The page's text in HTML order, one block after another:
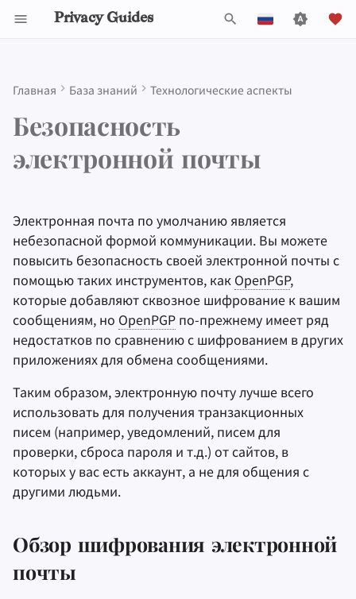
Privacy Guides
ц
и
л
з
а
ц
и
я
о
и
к
а
Español
Italiano
中文 (繁體)
中文 (繁體，台灣)
Русский
электронной почты
Что такое стандарт Web Key
Какие почтовые клиенты
поддерживаютE2EE?
Как я могу защитить свои
приватные ключи?
Обзор метаданных
электронной почты
Кто может просматривать
метаданные электронной
почты?
Почему метаданные не
могут бытьE2EE?
Типы
коммуникационных
сетей
Обзор macOS
Обзор Qubes
Windows
конфиденциальности
Self-Hosting
Интернетом
компьютеров
Browser Extensions
Провайдеры
Email Aliasing
Электронная почта
Финансовые услуги
Photo Management
VPN сервисы
Программное
обеспечение
календаря
Data and Metadata
Redaction
Document
Почтовые клиенты
шифрования
Синхронизация и
обмен файлами
Health and Wellness
Оборудование
Операционные
системы
компьютер
Дополнительно
Support The Community
Build Alliances
Make It Accessible
Uphold Integrity
Take Action!
Политика проекта Privacy Policy
Notices and Disclaimers
Сообщество
Кодекс поведения
Traffic Statistics
Сделать вклад
Технические
Главная База знаний Технологические аспекты
Безопасность
электронной почты
Электронная почта по умолчанию является
небезопасной формой коммуникации. Вы можете
повысить безопасность своей электронной почты с
помощью таких инструментов, как OpenPGP,
которые добавляют сквозное шифрование к вашим
сообщениям, но OpenPGP по-прежнему имеет ряд
недостатков по сравнению с шифрованием в других
приложениях для обмена сообщениями.
Таким образом, электронную почту лучше всего
использовать для получения транзакционных
писем (например, уведомлений, писем для
проверки, сброса пароля и т.д.) от сайтов, в
которых у вас есть аккаунт, а не для общения с
другими людьми.
Обзор шифрования электронной
почты